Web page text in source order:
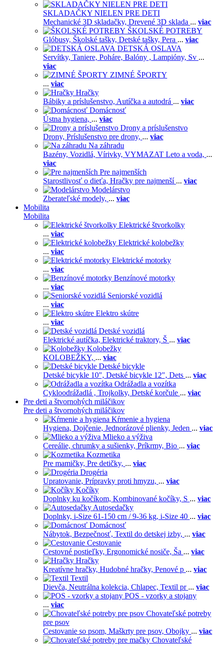
SKLADAČKY NIELEN PRE DETI
Mechanické 3D skladačky, Drevené 3D sklada ... viac
ŠKOLSKÉ POTREBY
Glóbusy, Školské tašky, Detské tašky, Pera ... viac
DETSKÁ OSLAVA
Servítky, Taniere, Poháre, Balóny , Lampióny, Sv ...
viac
ZIMNÉ ŠPORTY
... viac
Hračky
Bábiky a príslušenstvo, Autíčka a autodrá ... viac
Domácnosť
Ústna hygiena, ... viac
Drony a príslušenstvo
Drony, Príslušenstvo pre drony, ... viac
Na záhradu
Bazény, Vozidlá, Vírivky, VYMAZAT Leto a voda, ...
viac
Pre najmenších
Starostlivosť o dieťa, Hračky pre najmenší ... viac
Modelárstvo
Zberateľské modely, ... viac
Mobilita
Mobilita
Elektrické štvorkolky
... viac
Elektrické kolobežky
... viac
Elektrické motorky
... viac
Benzínové motorky
... viac
Seniorské vozidlá
... viac
Elektro skútre
... viac
Detské vozidlá
Elektrické autíčka, Elektrické traktory, Š ... viac
Kolobežky
KOLOBEŽKY, ... viac
Detské bicykle
Detské bicykle 10", Detské bicykle 12", Dets ... viac
Odrážadla a vozítka
Cykloodrážadlá , Trojkolky, Detské korčule ... viac
Pre deti a štvornohých miláčikov
Pre deti a štvornohých miláčikov
Kŕmenie a hygiena
Hygiena, Dojčenie, Jednorázové plienky, Jeden ... viac
Mlieko a výživa
Cereálie, chrumky a sušienky, Príkrmy, Bio ... viac
Kozmetika
Pre mamičky, Pre detičky, ... viac
Drogéria
Upratovanie, Prípravky proti hmyzu, ... viac
Kočíky
Doplnky ku kočíkom, Kombinované kočíky, S ... viac
Autosedačky
Doplnky, i-Size 61-150 cm / 9-36 kg, i-Size 40 ... viac
Domácnosť
Nábytok, Bezpečnosť, Textil do detskej izby, ... viac
Cestovanie
Cestovné postieľky, Ergonomické nosiče, Ša ... viac
Hračky
Kreatívne hračky, Hudobné hračky, Penové p ... viac
Textil
Dievča, Neutrálna kolekcia, Chlapec, Textil pr ... viac
POS - vzorky a stojany
... viac
Chovateľské potreby
pre psov
Cestovanie so psom, Maškrty pre psov, Obojky ... viac
Chovateľské